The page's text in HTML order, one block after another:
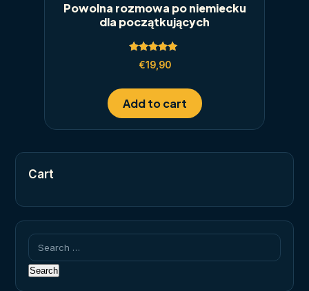
Powolna rozmowa po niemiecku
dla początkujących
Rated
5.00
€19,90
Add to cart
Cart
Search
for: